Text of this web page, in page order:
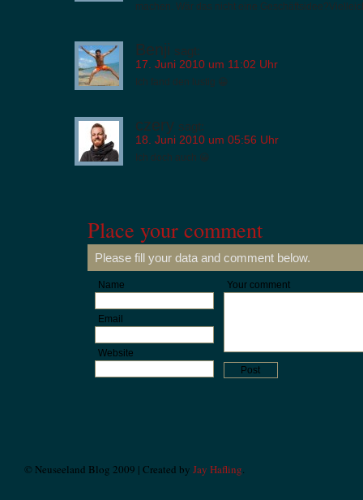
machen. Wär das nicht eine
Benji sagt:
17. Juni 2010 um 11:02 Uhr
Ich fand den lustig 😀
czery sagt:
18. Juni 2010 um 05:56 Uhr
Ich doch auch 😀
Place your comment
Please fill your data and comment below.
Name
Email
Website
Your comment
© Neuseeland Blog 2009 | Created by Jay Hafling.